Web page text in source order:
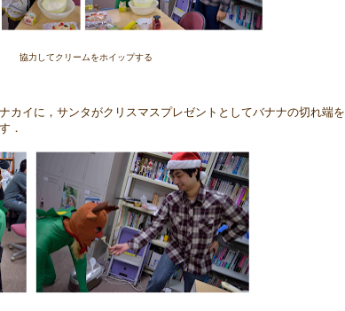
協力してクリームをホイップする
カイに，サンタがクリスマスプレゼントとしてバナナの切れ端を
．